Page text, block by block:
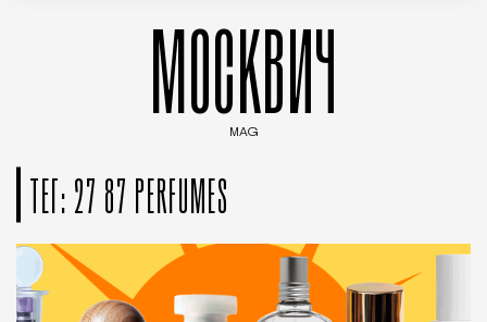
МОСКВИЧ
MAG
ТЕГ: 27 87 PERFUMES